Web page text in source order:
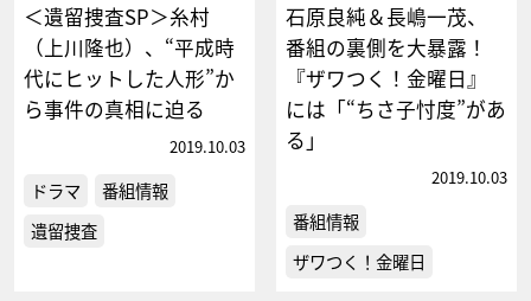
＜遺留捜査SP＞糸村
（上川隆也）、“平成時
代にヒットした人形”か
ら事件の真相に迫る
2019.10.03
ドラマ
番組情報
遺留捜査
石原良純＆長嶋一茂、
番組の裏側を大暴露！
『ザワつく！金曜日』
には「“ちさ子忖度”があ
る」
2019.10.03
番組情報
ザワつく！金曜日